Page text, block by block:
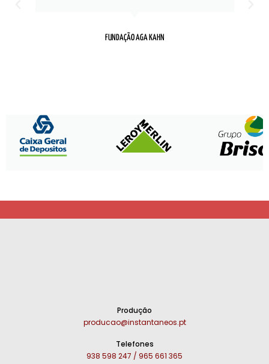
FUNDAÇÃO AGA KAHN
Produção
producao@instantaneos.pt
Telefones
938 598 247 / 965 661 365